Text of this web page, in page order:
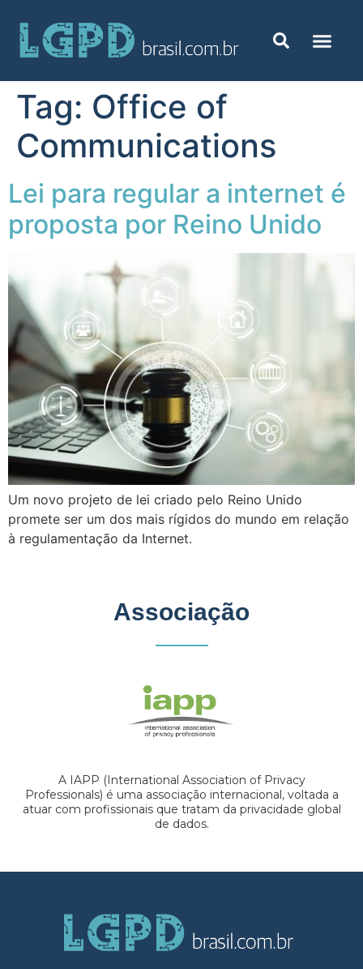
Tag: Office of
Communications
Lei para regular a internet é
proposta por Reino Unido
Um novo projeto de lei criado pelo Reino Unido
promete ser um dos mais rígidos do mundo em relação
à regulamentação da Internet.
Associação
A IAPP (International Association of Privacy
Professionals) é uma associação internacional, voltada a
atuar com profissionais que tratam da privacidade global
de dados.